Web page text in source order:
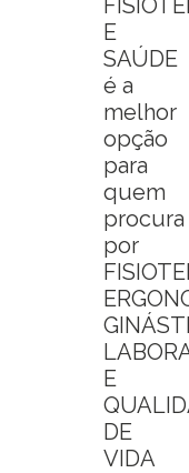
E
SAÚDE
é a
melhor
opção
para
quem
procura
por
E
DE
VIDA